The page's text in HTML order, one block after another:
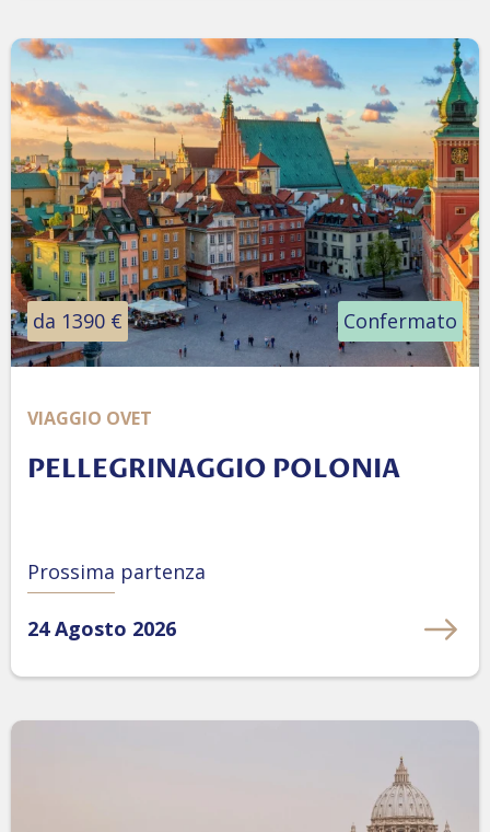
da 1390 € Confermato
VIAGGIO OVET
PELLEGRINAGGIO POLONIA
Prossima partenza
24 Agosto 2026